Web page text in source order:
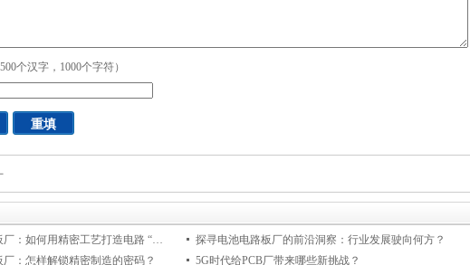
个汉字，1000个字符）
探秘盲埋孔线路板厂：如何用精密工艺打造电路 “隐形脉络”？
探寻电池电路板厂的前沿洞察：行业发展驶向何方？
：怎样解锁精密制造的密码？
5G时代给PCB厂带来哪些新挑战？